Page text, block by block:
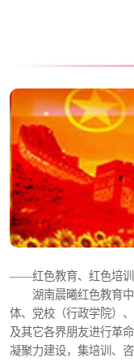
——红色教育、红色培训
湖南晨曦红色教育中
体、党校（行政学院）
及其它各界朋友进行革
凝聚力建设，集培训、